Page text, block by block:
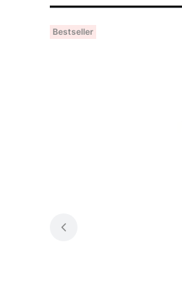
Bestseller